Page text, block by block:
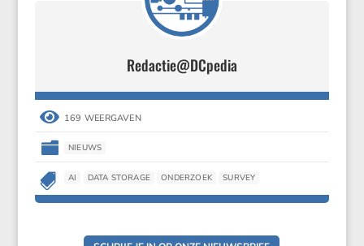
Redactie@DCpedia
 169 WEERGAVEN
 NIEUWS
 AI DATA STORAGE ONDERZOEK SURVEY